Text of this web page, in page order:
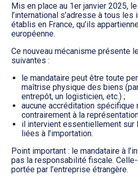
Mis en place au 1er janvier 2025,
l’international s’adresse à tous les
établis en France, qu’ils
européenne.
Ce nouveau mécanisme présente
suivantes :
le mandataire peut être toute
maîtrise physique des biens
entrepôt, un logisticien, etc.) ;
aucune accréditation spécifique
contrairement à la
il intervient essentiellement sur
liées à l’importation.
Point important : le mandataire à
pas la responsabilité fiscale.
portée par l’entreprise étrangère.